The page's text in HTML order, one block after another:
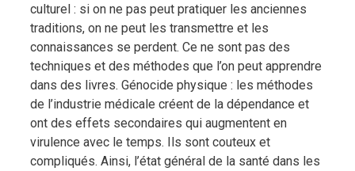
culturel : si on ne pas peut pratiquer les anciennes
traditions, on ne peut les transmettre et les
connaissances se perdent. Ce ne sont pas des
techniques et des méthodes que l’on peut apprendre
dans des livres. Génocide physique : les méthodes
de l’industrie médicale créent de la dépendance et
ont des effets secondaires qui augmentent en
virulence avec le temps. Ils sont couteux et
compliqués. Ainsi, l’état général de la santé dans les